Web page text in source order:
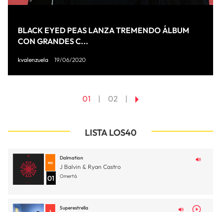
BLACK EYED PEAS LANZA TREMENDO ÁLBUM
CON GRANDES C...
kvalenzuela 19/06/2020
01 02
LISTA LOS40
01
Dalmation
J Balvin & Ryan Castro
Omertá
Superestrella